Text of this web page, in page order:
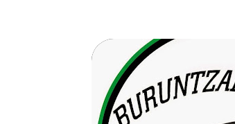
BEREZIAK | ESPECIALES